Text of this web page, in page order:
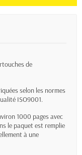
de
selon les normes
ISO9001.
1000 pages avec
le paquet est remplie
à une